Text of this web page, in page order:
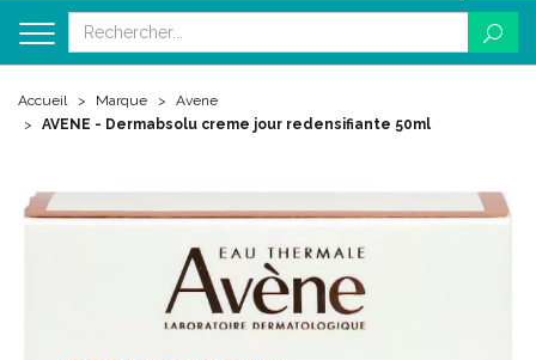
Accueil Marque
Avene
AVENE - Dermabsolu creme jour redensifiante 50ml